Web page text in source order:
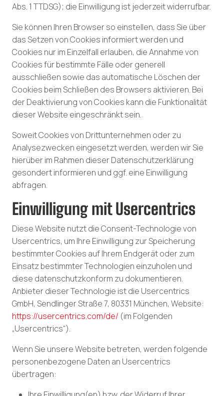
Abs. 1 TTDSG); die Einwilligung ist jederzeit widerrufbar.
Sie können Ihren Browser so einstellen, dass Sie über
das Setzen von Cookies informiert werden und
Cookies nur im Einzelfall erlauben, die Annahme von
Cookies für bestimmte Fälle oder generell
ausschließen sowie das automatische Löschen der
Cookies beim Schließen des Browsers aktivieren. Bei
der Deaktivierung von Cookies kann die Funktionalität
dieser Website eingeschränkt sein.
Soweit Cookies von Drittunternehmen oder zu
Analysezwecken eingesetzt werden, werden wir Sie
hierüber im Rahmen dieser Datenschutzerklärung
gesondert informieren und ggf. eine Einwilligung
abfragen.
Einwilligung mit Usercentrics
Diese Website nutzt die Consent-Technologie von
Usercentrics, um Ihre Einwilligung zur Speicherung
bestimmter Cookies auf Ihrem Endgerät oder zum
Einsatz bestimmter Technologien einzuholen und
diese datenschutzkonform zu dokumentieren.
Anbieter dieser Technologie ist die Usercentrics
GmbH, Sendlinger Straße 7, 80331 München, Website:
https://usercentrics.com/de/ (im Folgenden
„Usercentrics“).
Wenn Sie unsere Website betreten, werden folgende
personenbezogene Daten an Usercentrics
übertragen: